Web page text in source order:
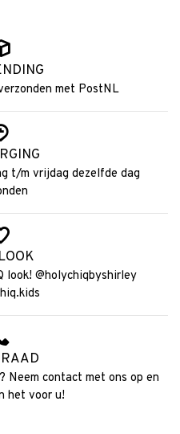
met PostNL
t/m vrijdag dezelfde dag
look! @holychiqbyshirley
Neem contact met ons op en
het voor u!